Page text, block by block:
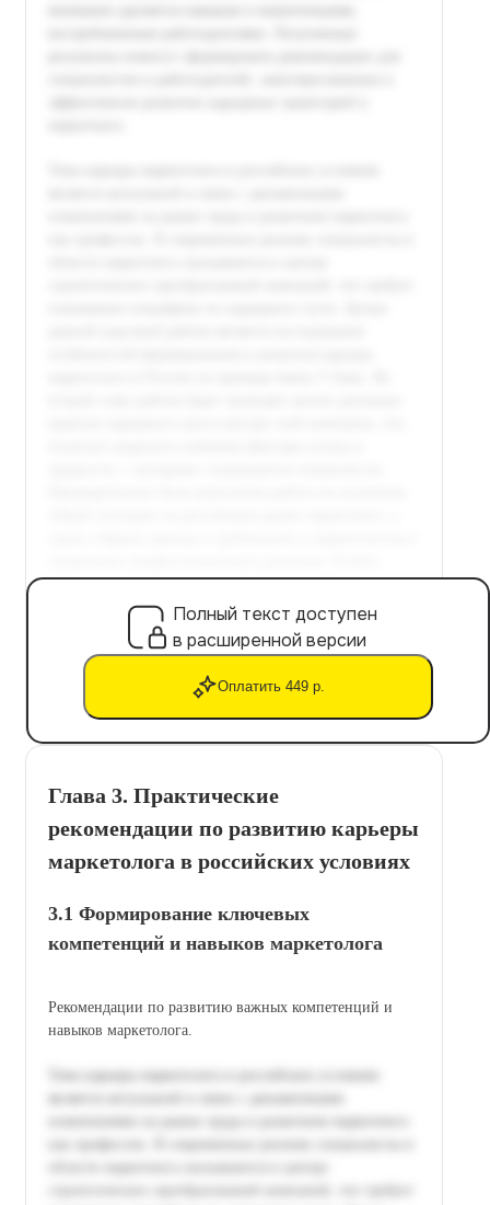
Полный текст доступен
в расширенной версии
Оплатить 449 р.
Глава 3. Практические
рекомендации по развитию карьеры
маркетолога в российских условиях
3.1 Формирование ключевых
компетенций и навыков маркетолога
Рекомендации по развитию важных компетенций и
навыков маркетолога.